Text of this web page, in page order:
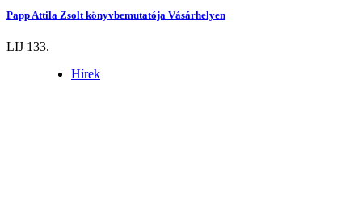
Papp Attila Zsolt könyvbemutatója Vásárhelyen
LIJ 133.
Hírek